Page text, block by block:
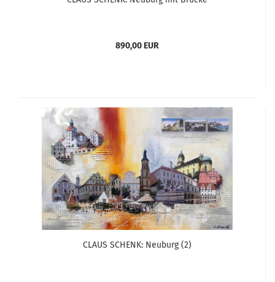
890,00 EUR
CLAUS SCHENK: Neuburg (2)